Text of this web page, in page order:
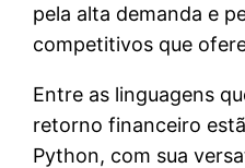
pela alta demanda e
competitivos que
Entre as linguagens
retorno financeiro
Python, com sua